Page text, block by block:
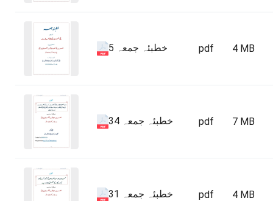
خطبئہ جمعہ 5 pdf 4 MB
خطبئہ جمعہ 34 pdf 7 MB
خطبئہ جمعہ 31 pdf 4 MB